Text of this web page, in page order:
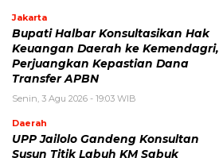
Jakarta
Bupati Halbar Konsultasikan Hak
Keuangan Daerah ke Kemendagri,
Perjuangkan Kepastian Dana
Transfer APBN
Senin, 3 Agu 2026 - 19:03 WIB
Daerah
UPP Jailolo Gandeng Konsultan
Susun Titik Labuh KM Sabuk